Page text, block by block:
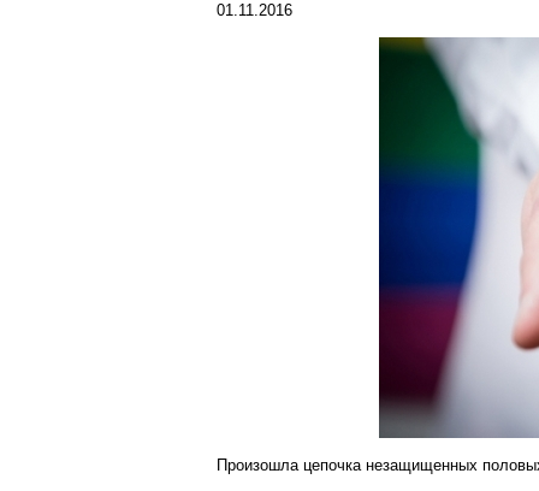
01.11.2016
Произошла цепочка незащищенных